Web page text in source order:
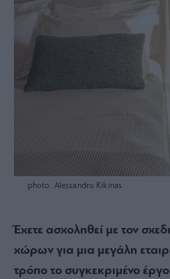
photo: Alessandro Kikinas
Έχετε ασχοληθεί με τον
χώρων για μια μεγάλη
τρόπο το συγκεκριμένο